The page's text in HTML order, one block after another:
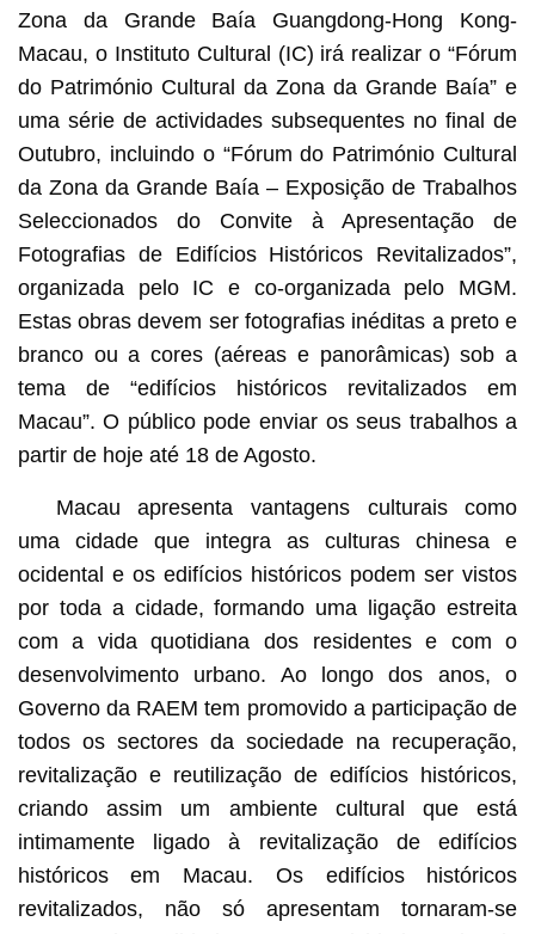
Zona da Grande Baía Guangdong-Hong Kong-
Macau, o Instituto Cultural (IC) irá realizar o “Fórum
do Património Cultural da Zona da Grande Baía” e
uma série de actividades subsequentes no final de
Outubro, incluindo o “Fórum do Património Cultural
da Zona da Grande Baía – Exposição de Trabalhos
Seleccionados do Convite à Apresentação de
Fotografias de Edifícios Históricos Revitalizados”,
organizada pelo IC e co-organizada pelo MGM.
Estas obras devem ser fotografias inéditas a preto e
branco ou a cores (aéreas e panorâmicas) sob a
tema de “edifícios históricos revitalizados em
Macau”. O público pode enviar os seus trabalhos a
partir de hoje até 18 de Agosto.
Macau apresenta vantagens culturais como
uma cidade que integra as culturas chinesa e
ocidental e os edifícios históricos podem ser vistos
por toda a cidade, formando uma ligação estreita
com a vida quotidiana dos residentes e com o
desenvolvimento urbano. Ao longo dos anos, o
Governo da RAEM tem promovido a participação de
todos os sectores da sociedade na recuperação,
revitalização e reutilização de edifícios históricos,
criando assim um ambiente cultural que está
intimamente ligado à revitalização de edifícios
históricos em Macau. Os edifícios históricos
revitalizados, não só apresentam tornaram-se